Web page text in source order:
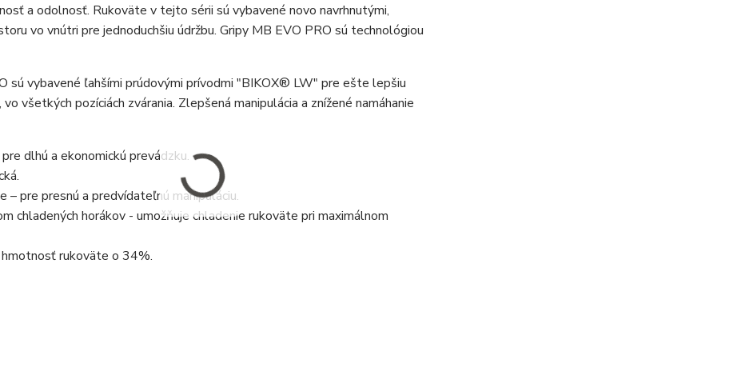
a odolnosť. Rukoväte v tejto sérii sú vybavené novo navrhnutými,
vo vnútri pre jednoduchšiu údržbu. Gripy MB EVO PRO sú technológiou
sú vybavené ľahšími prúdovými prívodmi "BIKOX® LW" pre ešte lepšiu
všetkých pozíciách zvárania. Zlepšená manipulácia a znížené namáhanie
dlhú a ekonomickú prevádzku.
pre presnú a predvídateľnú manipuláciu.
chladených horákov - umožňuje chladenie rukoväte pri maximálnom
rukoväte o 34%.